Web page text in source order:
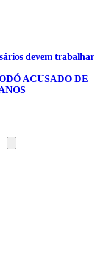
devem trabalhar
ACUSADO DE